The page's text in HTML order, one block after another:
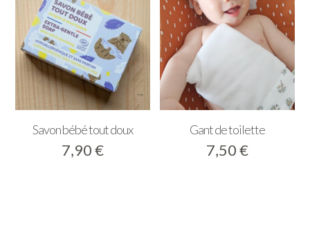
Savon bébé tout doux
7,90€
Gant de toilette
7,50€